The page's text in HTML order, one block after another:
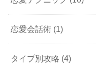
恋愛会話術 (1)
タイプ別攻略 (4)